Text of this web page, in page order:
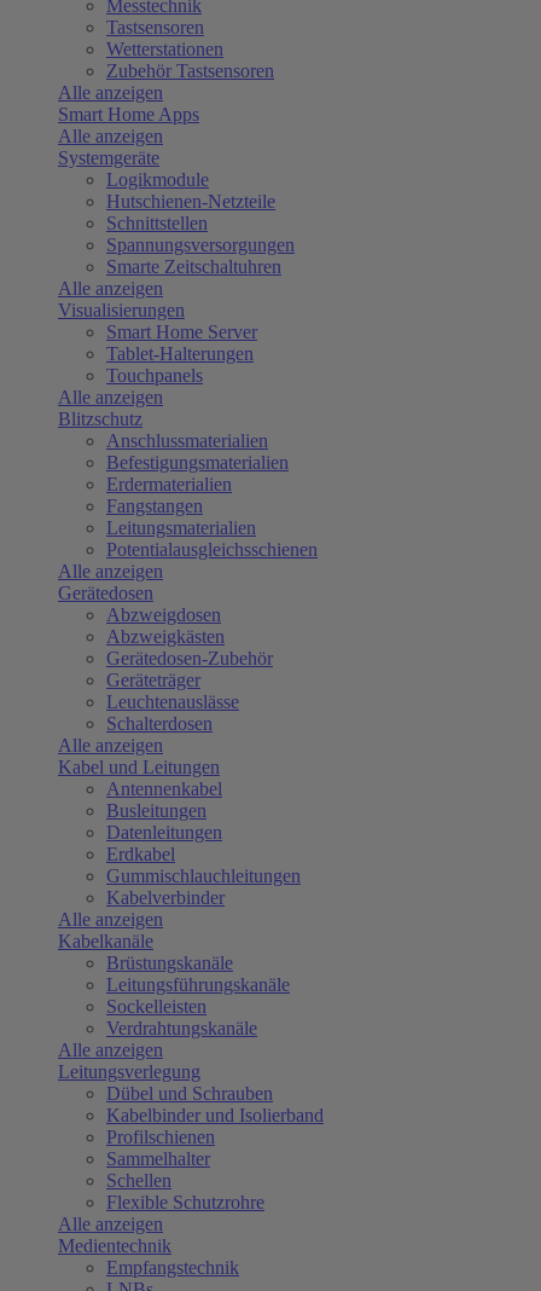
Messtechnik
Tastsensoren
Wetterstationen
Zubehör Tastsensoren
Alle anzeigen
Smart Home Apps
Alle anzeigen
Systemgeräte
Logikmodule
Hutschienen-Netzteile
Schnittstellen
Spannungsversorgungen
Smarte Zeitschaltuhren
Alle anzeigen
Visualisierungen
Smart Home Server
Tablet-Halterungen
Touchpanels
Alle anzeigen
Blitzschutz
Anschlussmaterialien
Befestigungsmaterialien
Erdermaterialien
Fangstangen
Leitungsmaterialien
Potentialausgleichsschienen
Alle anzeigen
Gerätedosen
Abzweigdosen
Abzweigkästen
Gerätedosen-Zubehör
Geräteträger
Leuchtenauslässe
Schalterdosen
Alle anzeigen
Kabel und Leitungen
Antennenkabel
Busleitungen
Datenleitungen
Erdkabel
Gummischlauchleitungen
Kabelverbinder
Alle anzeigen
Kabelkanäle
Brüstungskanäle
Leitungsführungskanäle
Sockelleisten
Verdrahtungskanäle
Alle anzeigen
Leitungsverlegung
Dübel und Schrauben
Kabelbinder und Isolierband
Profilschienen
Sammelhalter
Schellen
Flexible Schutzrohre
Alle anzeigen
Medientechnik
Empfangstechnik